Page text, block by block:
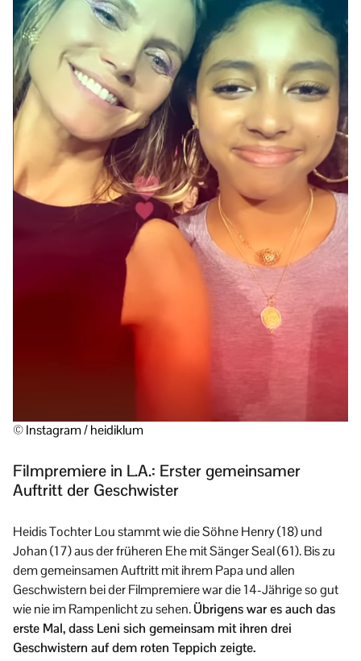
© Instagram / heidiklum
Filmpremiere in L.A.: Erster gemeinsamer
Auftritt der Geschwister
Heidis Tochter Lou stammt wie die Söhne Henry (18) und
Johan (17) aus der früheren Ehe mit Sänger Seal (61). Bis zu
dem gemeinsamen Auftritt mit ihrem Papa und allen
Geschwistern bei der Filmpremiere war die 14-Jährige so gut
wie nie im Rampenlicht zu sehen.Übrigens war es auch das
erste Mal, dass Leni sich gemeinsam mit ihren drei
Geschwistern auf dem roten Teppich zeigte.